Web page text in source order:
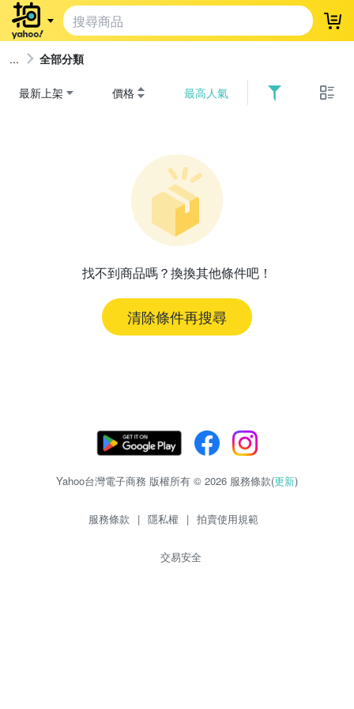
登
全部分類
最新上架 價格 最高人氣
找不到商品嗎？換換其他條件吧！
清除條件再搜尋
Yahoo台灣電子商務 版權所有 © 2026 服務條款(更新)
服務條款 | 隱私權 | 拍賣使用規範
交易安全